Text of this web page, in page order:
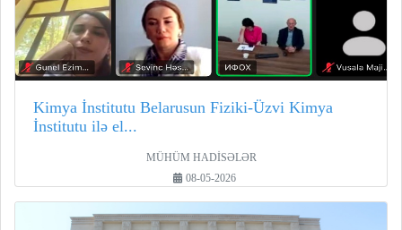
Kimya İnstitutu Belarusun Fiziki-Üzvi Kimya
İnstitutu ilə el...
MÜHÜM HADİSƏLƏR
08-05-2026